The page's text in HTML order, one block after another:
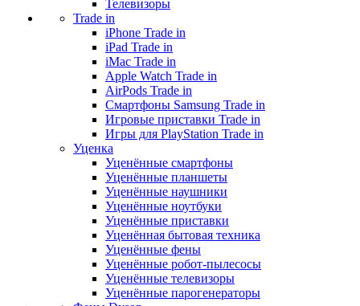
Телевизоры
Trade in
iPhone Trade in
iPad Trade in
iMac Trade in
Apple Watch Trade in
AirPods Trade in
Смартфоны Samsung Trade in
Игровые приставки Trade in
Игры для PlayStation Trade in
Уценка
Уценённые смартфоны
Уценённые планшеты
Уценённые наушники
Уценённые ноутбуки
Уценённые приставки
Уценённая бытовая техника
Уценённые фены
Уценённые робот-пылесосы
Уценённые телевизоры
Уценённые парогенераторы